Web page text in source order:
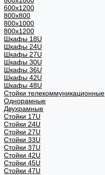
600х1200
800x800
800х1000
800х1200
Шкафы 18U
Шкафы 24U
Шкафы 27U
Шкафы 30U
Шкафы 36U
Шкафы 42U
Шкафы 48U
Стойки телекоммуникационные
Однорамные
Двухрамные
Стойки 17U
Стойки 24U
Стойки 27U
Стойки 33U
Стойки 37U
Стойки 42U
Стойки 45U
Стойки 47U